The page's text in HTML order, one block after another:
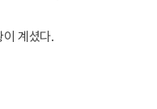
계셨다.